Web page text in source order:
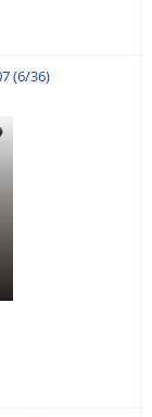
(6/36)